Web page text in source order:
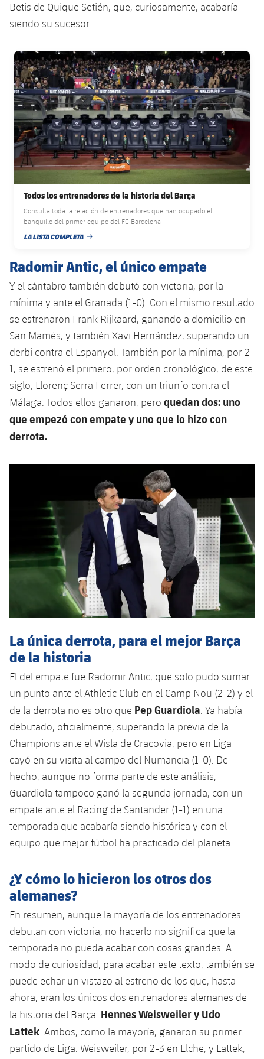
Betis de Quique Setién, que, curiosamente, acabaría
siendo su sucesor.
FC Barcelona club badge
Todos los entrenadores de la historia del Barça
Consulta toda la relación de entrenadores que han ocupado el
banquillo del primer equipo del FC Barcelona
LA LISTA COMPLETA
FECHA DE PUBLICACIÓN
Radomir Antic, el único empate
Y el cántabro también debutó con victoria, por la
mínima y ante el Granada (1-0). Con el mismo resultado
se estrenaron Frank Rijkaard, ganando a domicilio en
San Mamés, y también Xavi Hernández, superando un
derbi contra el Espanyol. También por la mínima, por 2-
1, se estrenó el primero, por orden cronológico, de este
siglo, Llorenç Serra Ferrer, con un triunfo contra el
Málaga. Todos ellos ganaron, pero quedan dos: uno
que empezó con empate y uno que lo hizo con
derrota.
La única derrota, para el mejor Barça
de la historia
El del empate fue Radomir Antic, que solo pudo sumar
un punto ante el Athletic Club en el Camp Nou (2-2) y el
de la derrota no es otro que Pep Guardiola . Ya había
debutado, oficialmente, superando la previa de la
Champions ante el Wisla de Cracovia, pero en Liga
cayó en su visita al campo del Numancia (1-0). De
hecho, aunque no forma parte de este análisis,
Guardiola tampoco ganó la segunda jornada, con un
empate ante el Racing de Santander (1-1) en una
temporada que acabaría siendo histórica y con el
equipo que mejor fútbol ha practicado del planeta.
¿Y cómo lo hicieron los otros dos
alemanes?
En resumen, aunque la mayoría de los entrenadores
debutan con victoria, no hacerlo no significa que la
temporada no pueda acabar con cosas grandes. A
modo de curiosidad, para acabar este texto, también se
puede echar un vistazo al estreno de los que, hasta
ahora, eran los únicos dos entrenadores alemanes de
la historia del Barça: Hennes Weisweiler y Udo
Lattek . Ambos, como la mayoría, ganaron su primer
partido de Liga. Weisweiler, por 2-3 en Elche, y Lattek,